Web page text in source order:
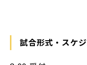
試合形式・スケジ